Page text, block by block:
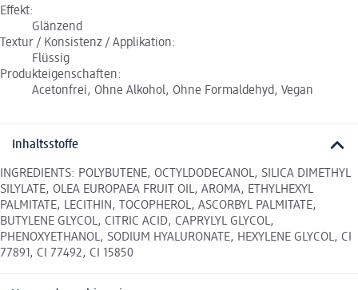
Effekt:
Glänzend
Textur / Konsistenz / Applikation:
Flüssig
Produkteigenschaften:
Acetonfrei, Ohne Alkohol, Ohne Formaldehyd, Vegan
Inhaltsstoffe
INGREDIENTS: POLYBUTENE, OCTYLDODECANOL, SILICA DIMETHYL
SILYLATE, OLEA EUROPAEA FRUIT OIL, AROMA, ETHYLHEXYL
PALMITATE, LECITHIN, TOCOPHEROL, ASCORBYL PALMITATE,
BUTYLENE GLYCOL, CITRIC ACID, CAPRYLYL GLYCOL,
PHENOXYETHANOL, SODIUM HYALURONATE, HEXYLENE GLYCOL, CI
77891, CI 77492, CI 15850